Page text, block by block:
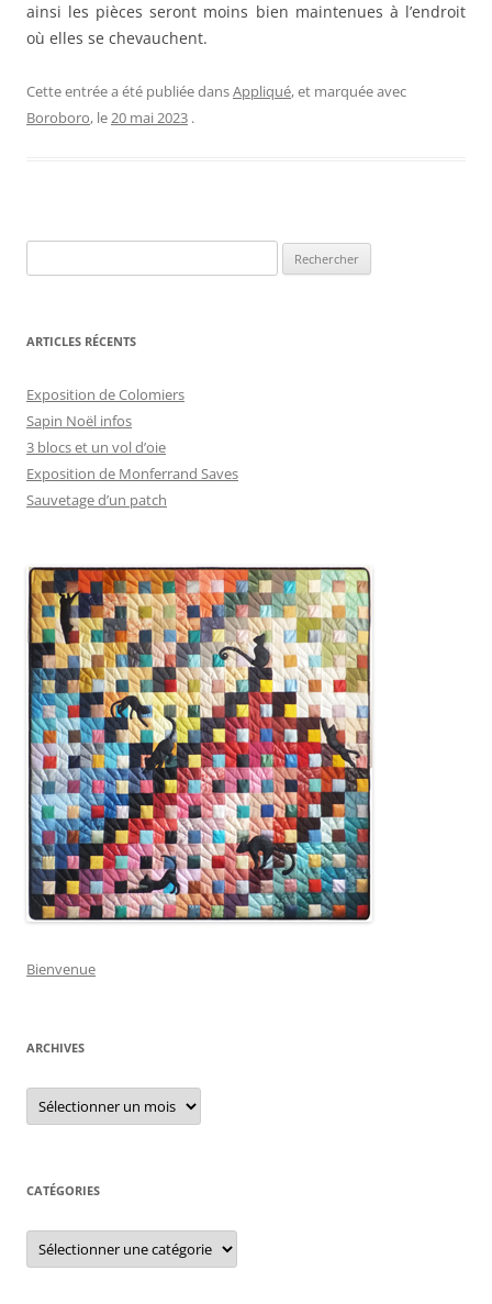
ainsi les pièces seront moins bien maintenues à l’endroit
où elles se chevauchent.
Cette entrée a été publiée dansAppliqué, et marquée avec
Boroboro, le20 mai 2023 .
ARTICLES RÉCENTS
Exposition de Colomiers
Sapin Noël infos
3 blocs et un vol d’oie
Exposition de Monferrand Saves
Sauvetage d’un patch
Bienvenue
ARCHIVES
Archives
CATÉGORIES
Catégories